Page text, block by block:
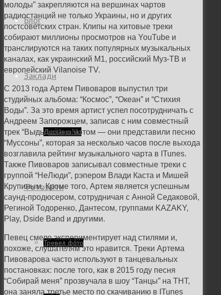
Блог
Заклади
Доставка їжі
Фотозвіти
Тревел фото
молоды” закрепляются на вершинах чартов
радиостанций не только Украины, но и других
постсоветских стран. Клипы на хитовые треки
собирают миллионы просмотров на YouTube и
транслируются на таких популярных музыкальных
каналах, как украинский М1, российский Муз-ТВ и
европейский Vilanoise TV.
С 2013 года Артем Пивоваров выпустил три
студийных альбома: “Космос”, “Океан” и “Стихия
Воды”. За это время артист успел посотрудничать с
Андреем Запорожцем, записав с ним совместный
трек “Выдыхай”, и Мотом — они представили песню
“Муссоны”, которая за несколько часов после выхода
возглавила рейтинг музыкального чарта в ITunes.
Также Пивоваров записывал совместные треки с
группой “НеЛюди”, рэпером Влади Каста и Мишей
Крупиным. Кроме того, Артем является успешным
саунд-продюсером, сотрудничая с Анной Седаковой,
Региной Тодоренко, Дантесом, группами KAZAKY,
Play, Dside Band и другими.
Певец смело экспериментирует над стилями и,
похоже, слушателям это нравится. Треки Артема
Пивоварова часто используют в танцевальных
постановках: после того, как в 2015 году песня
“Собирай меня” прозвучала в шоу “Танцы” на ТНТ,
она заняла третье место по скачиванию в ITunes